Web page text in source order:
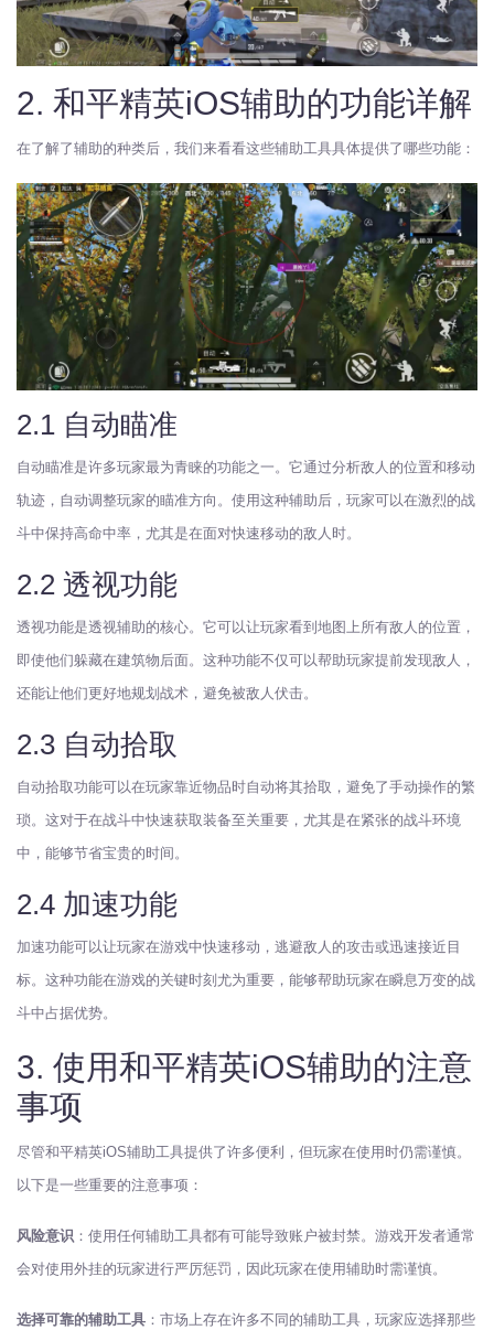
2. 和平精英iOS辅助的功能详解
在了解了辅助的种类后，我们来看看这些辅助工具具体提供了哪些功能：
2.1 自动瞄准
自动瞄准是许多玩家最为青睐的功能之一。它通过分析敌人的位置和移动
轨迹，自动调整玩家的瞄准方向。使用这种辅助后，玩家可以在激烈的战
斗中保持高命中率，尤其是在面对快速移动的敌人时。
2.2 透视功能
透视功能是透视辅助的核心。它可以让玩家看到地图上所有敌人的位置，
即使他们躲藏在建筑物后面。这种功能不仅可以帮助玩家提前发现敌人，
还能让他们更好地规划战术，避免被敌人伏击。
2.3 自动拾取
自动拾取功能可以在玩家靠近物品时自动将其拾取，避免了手动操作的繁
琐。这对于在战斗中快速获取装备至关重要，尤其是在紧张的战斗环境
中，能够节省宝贵的时间。
2.4 加速功能
加速功能可以让玩家在游戏中快速移动，逃避敌人的攻击或迅速接近目
标。这种功能在游戏的关键时刻尤为重要，能够帮助玩家在瞬息万变的战
斗中占据优势。
3. 使用和平精英iOS辅助的注意
事项
尽管和平精英iOS辅助工具提供了许多便利，但玩家在使用时仍需谨慎。
以下是一些重要的注意事项：
风险意识 ：使用任何辅助工具都有可能导致账户被封禁。游戏开发者通常
会对使用外挂的玩家进行严厉惩罚，因此玩家在使用辅助时需谨慎。
选择可靠的辅助工具 ：市场上存在许多不同的辅助工具，玩家应选择那些